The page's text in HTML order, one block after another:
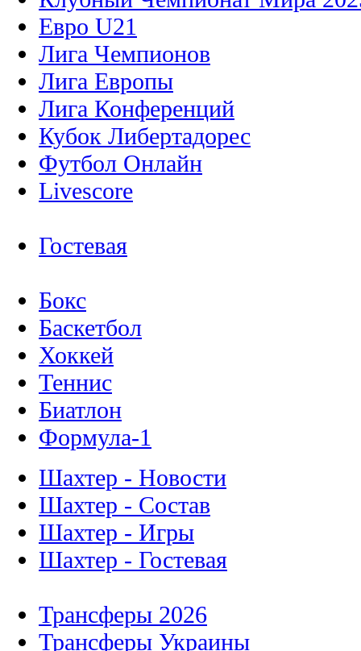
Евро U21
Лига Чемпионов
Лига Европы
Лига Конференций
Кубок Либертадорес
Футбол Онлайн
Livescore
Гостевая
Бокс
Баскетбол
Хоккей
Теннис
Биатлон
Формула-1
Шахтер - Новости
Шахтер - Состав
Шахтер - Игры
Шахтер - Гостевая
Трансферы 2026
Трансферы Украины